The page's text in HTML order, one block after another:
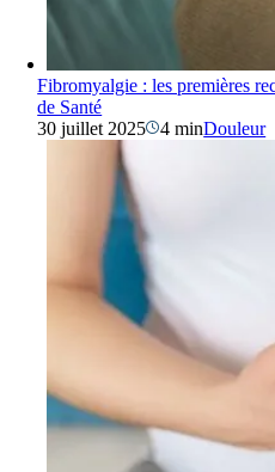
Fibromyalgie : les premières
de Santé
30 juillet 2025
4 minDouleur